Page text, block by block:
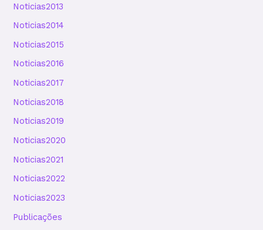
Noticias2013
Noticias2014
Noticias2015
Noticias2016
Noticias2017
Noticias2018
Noticias2019
Noticias2020
Noticias2021
Noticias2022
Noticias2023
Publicações